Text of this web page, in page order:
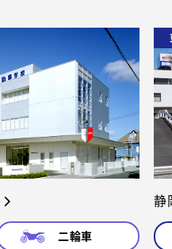
二輪車
静